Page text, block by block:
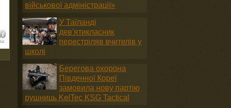
військової адміністрації»
У Таїланді
дев'ятикласник
перестріляв вчителів у
школі
Берегова охорона
Південної Кореї
замовила нову партію
рушниць KelTec KSG Tactical